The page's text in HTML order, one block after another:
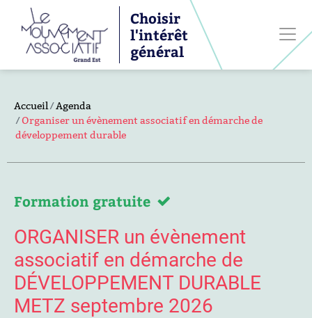
Choisir
l'intérêt
général
Accueil
Agenda
Organiser un évènement associatif en démarche de
développement durable
Formation gratuite
ORGANISER un évènement
associatif en démarche de
DÉVELOPPEMENT DURABLE
METZ septembre 2026